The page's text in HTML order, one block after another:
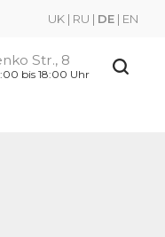
UK | RU | DE | EN
Str., 8
bis 18:00 Uhr